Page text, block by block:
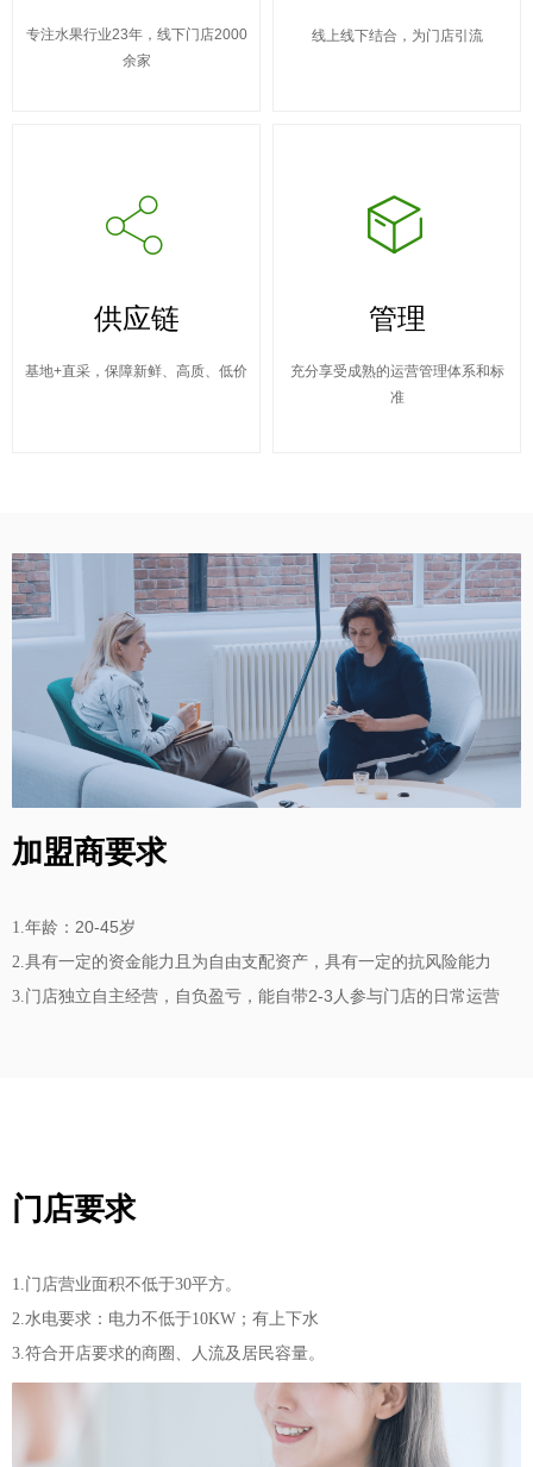
专注水果行业23年，线下门店2000
余家
线上线下结合，为门店引流
供应链
基地+直采，保障新鲜、高质、低价
ꀲ
管理
充分享受成熟的运营管理体系和标
准
ꁦ
加盟商要求
1.年龄： 20-45岁
2.具有一定的资金能力且为自由支配资产，具有一定的抗风险能力
3.门店独立自主经营，自负盈亏，能自带2-3 人参与门店的日常运营
门店要求
1.门店营业面积不低于30平方。
2.水电要求：电力不低于10KW；有上下水
3.符合开店要求的商圈、人流及居民容量。